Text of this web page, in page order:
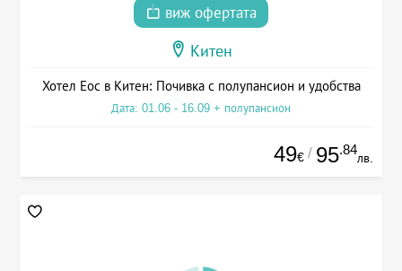
виж офертата
Китен
Хотел Еос в Китен: Почивка с полупансион и удобства
Дата: 01.06 - 16.09 + полупансион
49€ / 95.84
лв.